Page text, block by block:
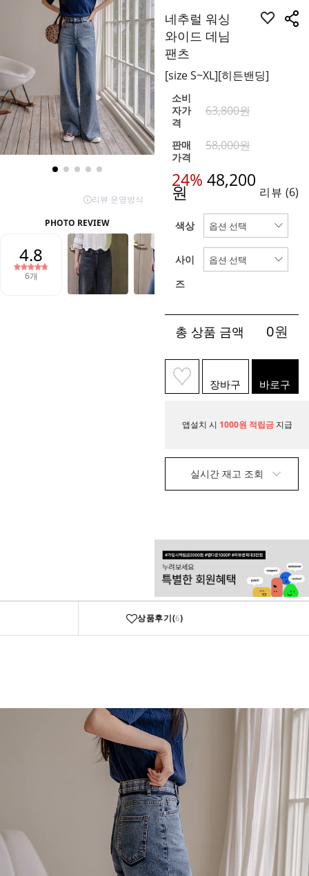
네추럴 워싱
와이드 데님
팬츠
[size S~XL][히든밴딩]
소비
자가
격
63,800원
판매
가격
58,000원
24% 48,200
원 리뷰 (6)
색상
사이
즈
총 상품 금액 0원
장바구
니
바로구
매
앱설치 시 1000원 적립금 지급
실시간 재고 조회
상품후기(6)